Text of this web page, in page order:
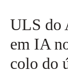
ULS do
em IA
colo do